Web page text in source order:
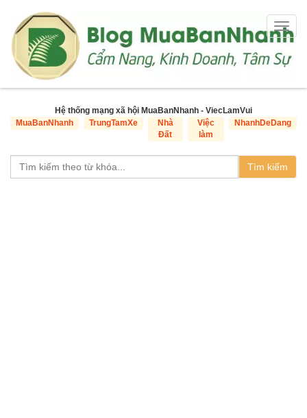
Hệ thống mạng xã hội MuaBanNhanh - ViecLamVui
MuaBanNhanh
TrungTamXe
Nhà
Đất
Việc
làm
NhanhDeDang
Tìm kiếm